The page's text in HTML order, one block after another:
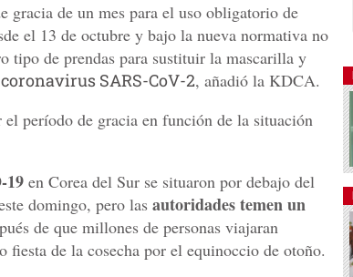
gracia de un mes para el uso obligatorio de
el 13 de octubre y bajo la nueva normativa no
tipo de prendas para sustituir la mascarilla y
coronavirus SARS-CoV-2, añadió la KDCA.
período de gracia en función de la situación
19 en Corea del Sur se situaron por debajo del
domingo, pero las autoridades temen un
de que millones de personas viajaran
fiesta de la cosecha por el equinoccio de otoño.